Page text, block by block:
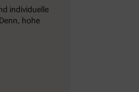
individuelle
hohe